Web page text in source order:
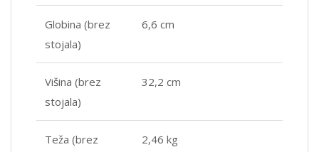
Globina (brez
stojala)
6,6 cm
Višina (brez
stojala)
32,2 cm
Teža (brez
2,46 kg